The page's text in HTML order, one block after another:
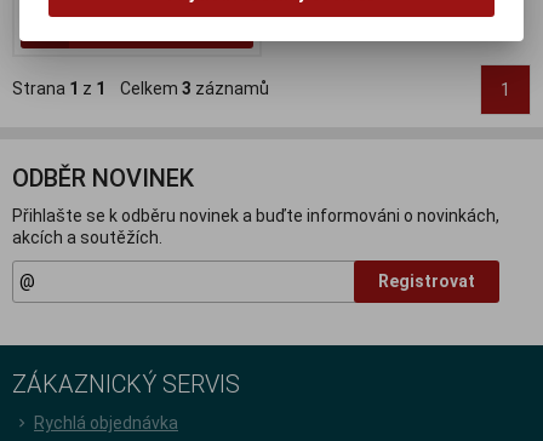
Koupit
Strana 1 z 1 Celkem 3 záznamů 1
ODBĚR NOVINEK
Přihlašte se k odběru novinek a buďte informováni o novinkách,
akcích a soutěžích.
Registrovat
ZÁKAZNICKÝ SERVIS
Rychlá objednávka